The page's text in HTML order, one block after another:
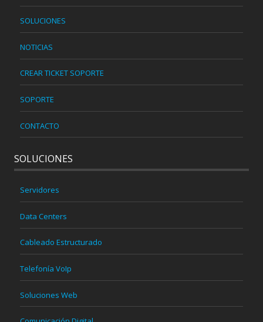
SOLUCIONES
NOTICIAS
CREAR TICKET SOPORTE
SOPORTE
CONTACTO
SOLUCIONES
Servidores
Data Centers
Cableado Estructurado
Telefonía VoIp
Soluciones Web